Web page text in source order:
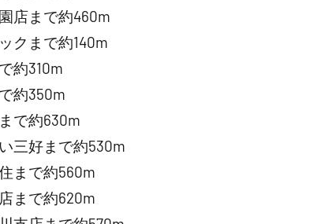
店まで約460m
クまで約140m
約310m
約350m
まで約630m
三好まで約530m
まで約560m
まで約620m